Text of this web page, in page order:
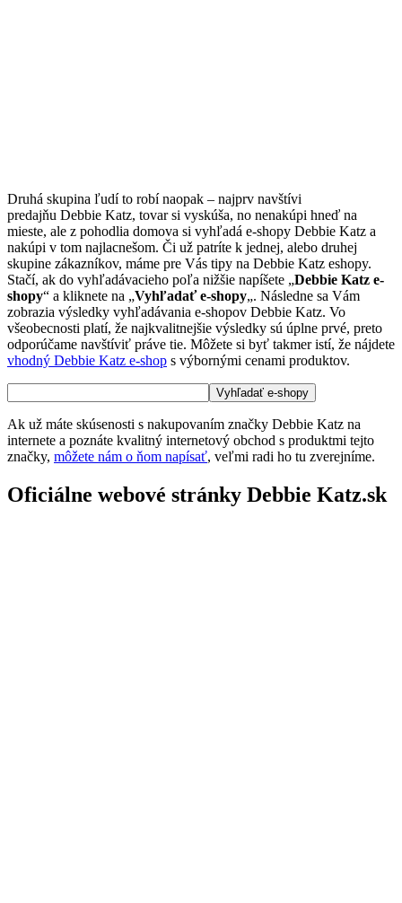
Druhá skupina ľudí to robí naopak – najprv navštívi
predajňu Debbie Katz, tovar si vyskúša, no nenakúpi hneď na
mieste, ale z pohodlia domova si vyhľadá e-shopy Debbie Katz a
nakúpi v tom najlacnešom. Či už patríte k jednej, alebo druhej
skupine zákazníkov, máme pre Vás tipy na Debbie Katz eshopy.
Stačí, ak do vyhľadávacieho poľa nižšie napíšete „Debbie Katz e-
shopy“ a kliknete na „Vyhľadať e-shopy„. Následne sa Vám
zobrazia výsledky vyhľadávania e-shopov Debbie Katz. Vo
všeobecnosti platí, že najkvalitnejšie výsledky sú úplne prvé, preto
odporúčame navštíviť práve tie. Môžete si byť takmer istí, že nájdete
vhodný Debbie Katz e-shop s výbornými cenami produktov.
Ak už máte skúsenosti s nakupovaním značky Debbie Katz na
internete a poznáte kvalitný internetový obchod s produktmi tejto
značky, môžete nám o ňom napísať, veľmi radi ho tu zverejníme.
Oficiálne webové stránky Debbie Katz.sk